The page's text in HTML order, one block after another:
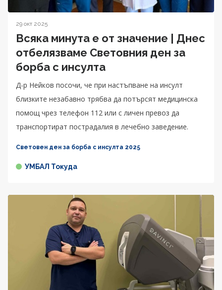
29 окт 2025
Всяка минута е от значение | Днес
отбелязваме Световния ден за
борба с инсулта
Д-р Нейков посочи, че при настъпване на инсулт
близките незабавно трябва да потърсят медицинска
помощ чрез телефон 112 или с личен превоз да
транспортират пострадалия в лечебно заведение.
Световен ден за борба с инсулта 2025
УМБАЛ Токуда